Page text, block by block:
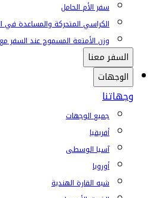
سفر الأم الحامل
الكراسي المتحركة والمساعدة في
وزن الأمتعة المسموح عند السفر
السفر معنا
الوجهات
وجهاتنا
جميع الوجهات
أفريقيا
آسيا الوسطى
أوروبا
شبه القارة الهندية